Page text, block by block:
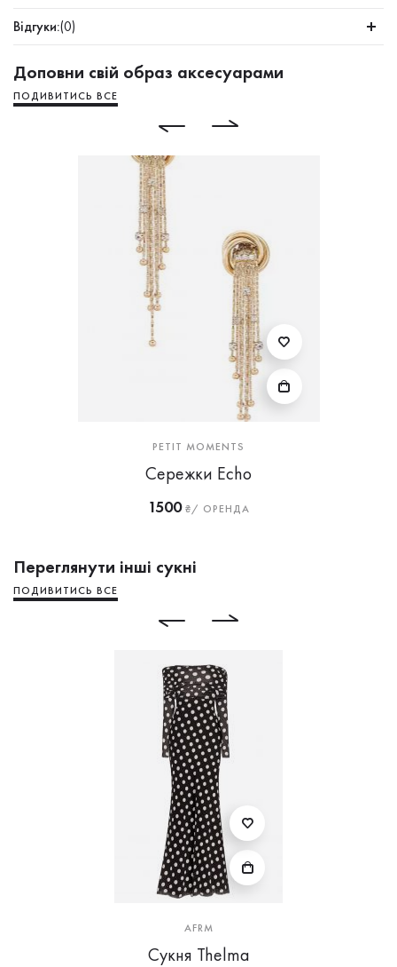
Відгуки:(0)
Доповни свій образ аксесуарами
ПОДИВИТИСЬ ВСЕ
PETIT MOMENTS
Сережки Echo
1500₴/ ОРЕНДА
Переглянути інші сукні
ПОДИВИТИСЬ ВСЕ
AFRM
Сукня Thelma